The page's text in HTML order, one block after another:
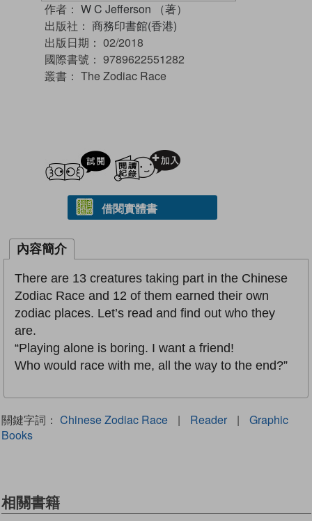
作者： W C Jefferson （著）
出版社： 商務印書館(香港)
出版日期： 02/2018
國際書號： 9789622551282
叢書： The Zodiac Race
試閲
借閱實體書
內容簡介
There are 13 creatures taking part in the Chinese
Zodiac Race and 12 of them earned their own
zodiac places. Let’s read and find out who they
are.
“Playing alone is boring. I want a friend!
Who would race with me, all the way to the end?”
關鍵字詞： Chinese Zodiac Race | Reader |
Graphic
Books
相關書籍